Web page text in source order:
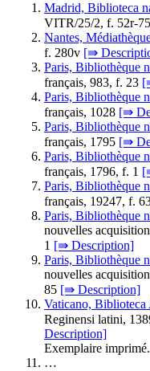
Madrid, Biblioteca
VITR/25/2, f. 52r-
Nantes,
f. 280v [⇛
Paris, Bibliothèque
français, 983, f. 23
Paris, Bibliothèque
français, 1028 [⇛
Paris, Bibliothèque
français, 1795 [⇛
Paris, Bibliothèque
français, 1796, f. 1
Paris, Bibliothèque
français, 19247, f.
Paris, Bibliothèque
nouvelles
1 [⇛ Description]
Paris, Bibliothèque
nouvelles
85 [⇛ Description]
Vaticano, Biblioteca
Reginensi latini,
Description]
Exemplaire imprimé.
…